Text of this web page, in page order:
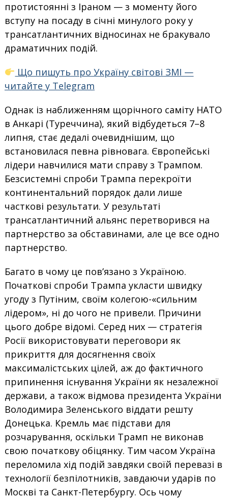
протистоянні з Іраном — з моменту його
вступу на посаду в січні минулого року у
трансатлантичних відносинах не бракувало
драматичних подій.
Що пишуть про Україну світові ЗМІ —
читайте у Telegram
Однак із наближенням щорічного саміту НАТО
в Анкарі (Туреччина), який відбудеться 7–8
липня, стає дедалі очевиднішим, що
встановилася певна рівновага. Європейські
лідери навчилися мати справу з Трампом.
Безсистемні спроби Трампа перекроїти
континентальний порядок дали лише
часткові результати. У результаті
трансатлантичний альянс перетворився на
партнерство за обставинами, але це все одно
партнерство.
Багато в чому це пов’язано з Україною.
Початкові спроби Трампа укласти швидку
угоду з Путіним, своїм колегою-«сильним
лідером», ні до чого не привели. Причини
цього добре відомі. Серед них — стратегія
Росії використовувати переговори як
прикриття для досягнення своїх
максималістських цілей, аж до фактичного
припинення існування України як незалежної
держави, а також відмова президента України
Володимира Зеленського віддати решту
Донецька. Кремль має підстави для
розчарування, оскільки Трамп не виконав
свою початкову обіцянку. Тим часом Україна
переломила хід подій завдяки своїй перевазі в
технології безпілотників, завдаючи ударів по
Москві та Санкт-Петербургу. Ось чому